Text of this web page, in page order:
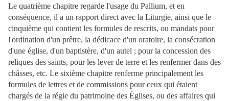
Le quatrième chapitre regarde l'usage du Pallium, et en
conséquence, il a un rapport direct avec la Liturgie, ainsi que le
cinquième qui contient les formules de rescrits, ou mandats pour
l'ordination d'un prêtre, la dédicace d'un oratoire, la consécration
d'une église, d'un baptistère, d'un autel ; pour la concession des
reliques des saints, pour les lever de terre et les renfermer dans des
châsses, etc. Le sixième chapitre renferme principalement les
formules de lettres et de commissions pour ceux qui étaient
chargés de la régie du patrimoine des Églises, ou des affaires qui